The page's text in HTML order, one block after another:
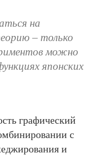
на
– только
можно
японских
графический
с
и